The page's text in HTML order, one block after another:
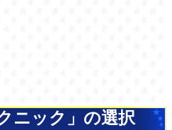
ニック」の選択